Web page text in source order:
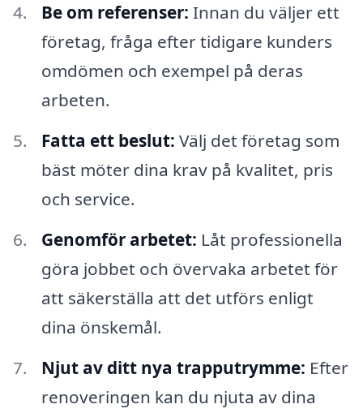
Be om referenser: Innan du väljer ett
företag, fråga efter tidigare kunders
omdömen och exempel på deras
arbeten.
Fatta ett beslut: Välj det företag som
bäst möter dina krav på kvalitet, pris
och service.
Genomför arbetet: Låt professionella
göra jobbet och övervaka arbetet för
att säkerställa att det utförs enligt
dina önskemål.
Njut av ditt nya trapputrymme: Efter
renoveringen kan du njuta av dina